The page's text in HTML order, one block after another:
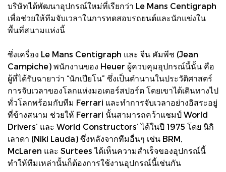
บริษัทได้พัฒนาอุปกรณ์ใหม่ที่เรียกว่า Le Mans Centigraph
เพื่อช่วยให้ทีมจับเวลาในการทดสอบรถยนต์และนักแข่งใน
พื้นที่สนามแห่งนี้
ซึ่งเครื่อง Le Mans Centigraph และ จีน คัมพีช (Jean
Campiche) พนักงานของ Heuer ผู้ควบคุมอุปกรณ์นี้นั้น คือ
ผู้ที่ได้รับฉายาว่า “นักเปียโน” ซึ่งเป็นตำนานในประวัติศาสตร์
การจับเวลาของโลกแห่งมอเตอร์สปอร์ต โดยเขาได้เดินทางไป
ทั่วโลกพร้อมกับทีม Ferrari และทำการจับเวลาอย่างอิสระอยู่
ที่ข้างสนาม ช่วยให้ Ferrari นั้นสามารถคว้าแชมป์ World
Drivers’ และ World Constructors’ ได้ในปี 1975 โดย นิกิ
เลาดา (Niki Lauda) ซึ่งหลังจากทีมอื่นๆ เช่น BRM,
McLaren และ Surtees ได้เห็นความสำเร็จของอุปกรณ์นี้
ทำให้ทีมเหล่านั้นก็ต้องการใช้งานอุปกรณ์นี้เช่นกัน